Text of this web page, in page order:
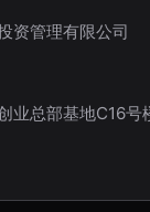
资管理有限公司
业总部基地C16号